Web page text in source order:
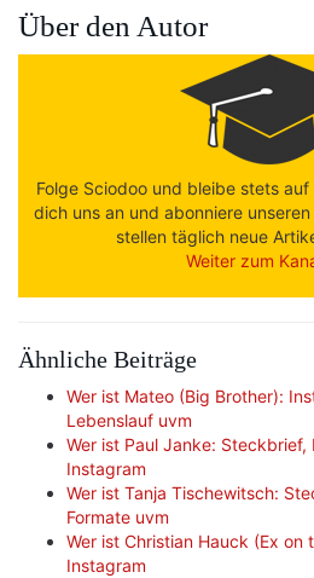
Über den Autor
Folge Sciodoo und bleibe stets
dich uns an und abonniere
stellen täglich neue
Weiter zum
Ähnliche Beiträge
Wer ist Mateo (Big Brother):
Lebenslauf uvm
Wer ist Paul Janke: Steckbrief,
Instagram
Wer ist Tanja Tischewitsch:
Formate uvm
Wer ist Christian Hauck (Ex on
Instagram